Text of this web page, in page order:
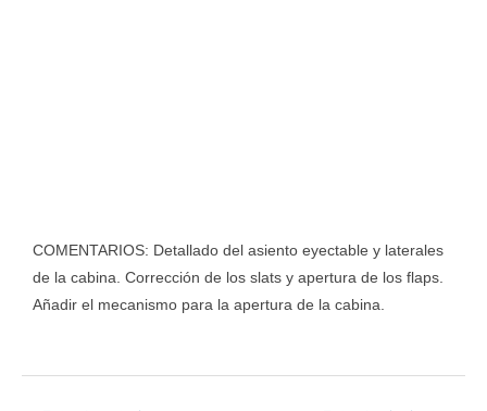
COMENTARIOS: Detallado del asiento eyectable y laterales
de la cabina. Corrección de los slats y apertura de los flaps.
Añadir el mecanismo para la apertura de la cabina.